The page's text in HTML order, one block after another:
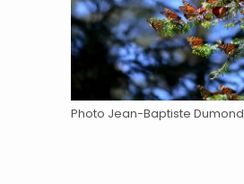
Photo Jean-Baptiste Dumond